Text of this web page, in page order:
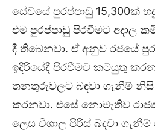
සේවයේ පුරප්පාඩු 15,300ක්
එම පුරප්පාඩු පිරවීමට අදාල
දී තිබෙනවා. ඒ අනුව රජයේ
ඉදිරියේදී පිරවීමට කටයුතු
තනතුරුවලට බඳවා ගැනීම් නිසි
කරනවා. එසේ නොමැතිව
ලෙස විශාල පිරිස් බඳවා